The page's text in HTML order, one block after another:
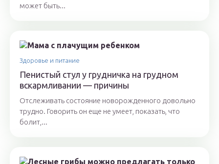
может быть...
Здоровье и питание
Пенистый стул у грудничка на грудном
вскармливании — причины
Отслеживать состояние новорожденного довольно
трудно. Говорить он еще не умеет, показать, что
болит,...